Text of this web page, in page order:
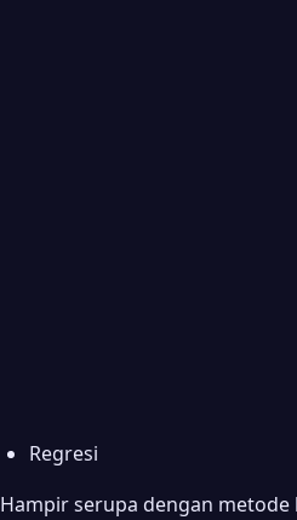
Regresi
Hampir serupa dengan metode